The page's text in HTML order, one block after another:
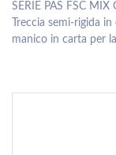
SERIE PAS FSC MIX
Treccia semi-rigida
manico in carta per